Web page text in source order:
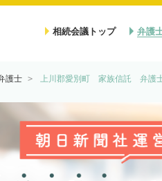
相続会議トップ 弁護
護士 上川郡愛別町 家族信託 弁護